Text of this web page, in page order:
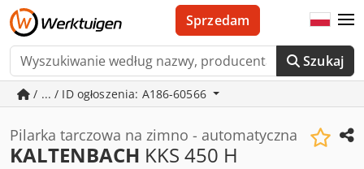
Szukaj
Sprzedam
/ ... / ID ogłoszenia: A186-60566
Pilarka tarczowa na zimno - automatyczna
KALTENBACH KKS 450 H